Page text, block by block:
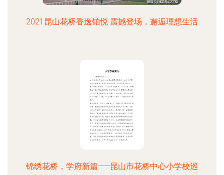
2021昆山花桥香逸铂悦 震撼登场，邂逅理想生活
锦绣花桥，学府新篇——昆山市花桥中心小学校巡